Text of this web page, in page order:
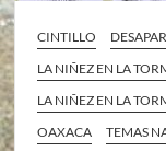
CINTILLO
LA NIÑEZ EN LA
LA NIÑEZ EN LA
OAXACA
TEMAS